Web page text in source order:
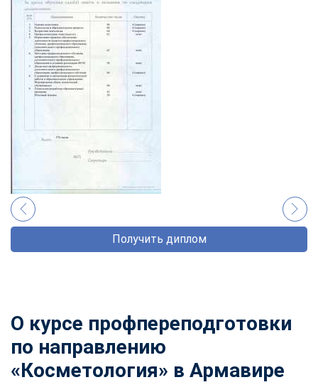
Получить диплом
О курсе профпереподготовки
по направлению
«Косметология» в Армавире